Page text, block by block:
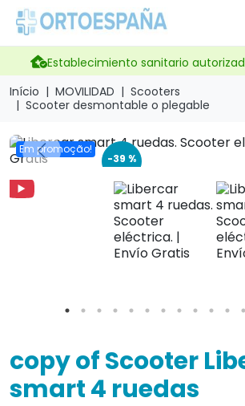
Establecimiento sanitario
Início
MOVILIDAD
Scooters
Scooter desmontable o plegable
Em promoção!
-39 %
Previous
copy of Scooter
smart 4 ruedas